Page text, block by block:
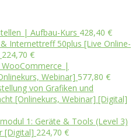
| Aufbau-Kurs 428,40 €
Internettreff 50plus [Live Online-
224,70 €
|
Webinar] 577,80 €
von Grafiken und
[Onlinekurs, Webinar] [Digital]
1: Geräte & Tools (Level 3)
[Digital] 224,70 €